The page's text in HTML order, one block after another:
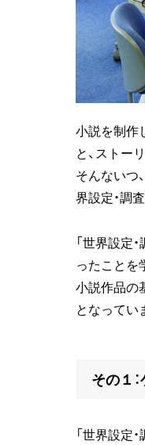
小説を制作
と、ストー
そんないつ
界設定・調
「世界設定
ったことを
小説作品の
となってい
その１
「世界設定